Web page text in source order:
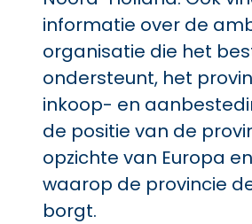
informatie over de
organisatie die het
ondersteunt, het
inkoop- en
de positie van de
opzichte van Europa
waarop de provincie
borgt.